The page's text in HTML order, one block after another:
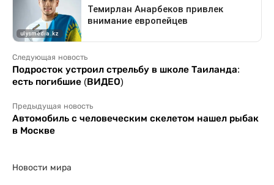
Следующая новость
Подросток устроил стрельбу в школе Таиланда:
есть погибшие (ВИДЕО)
Предыдущая новость
Автомобиль с человеческим скелетом нашел рыбак
в Москве
Новости мира